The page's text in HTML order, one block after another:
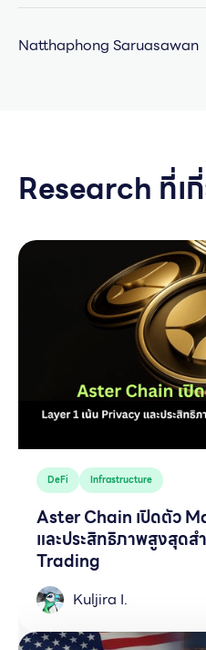
Natthaphong Saruasawan
Research ที่เ
DeFi Infrastructure
Aster Chain เปิดตัว
และประสิทธิภาพสูงสุด
Trading
Kuljira I.